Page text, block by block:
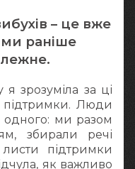
– це вже
раніше
зрозуміла за ці
підтримки. Люди
ми разом
збирали речі
підтримки
як важливо